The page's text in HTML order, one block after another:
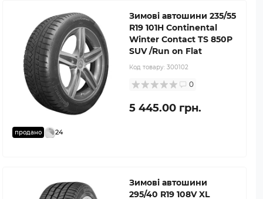
продано 24
Зимові автошини 235/55
R19 101H Continental
Winter Contact TS 850P
SUV /Run on Flat
Код товару: 300102
0
5 445.00 грн.
Зимові автошини
295/40 R19 108V XL